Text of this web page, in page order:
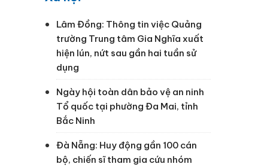
Lâm Đồng: Thông tin việc Quảng
trường Trung tâm Gia Nghĩa xuất
hiện lún, nứt sau gần hai tuần sử
dụng
Ngày hội toàn dân bảo vệ an ninh
Tổ quốc tại phường Đa Mai, tỉnh
Bắc Ninh
Đà Nẵng: Huy động gần 100 cán
bộ, chiến sĩ tham gia cứu nhóm